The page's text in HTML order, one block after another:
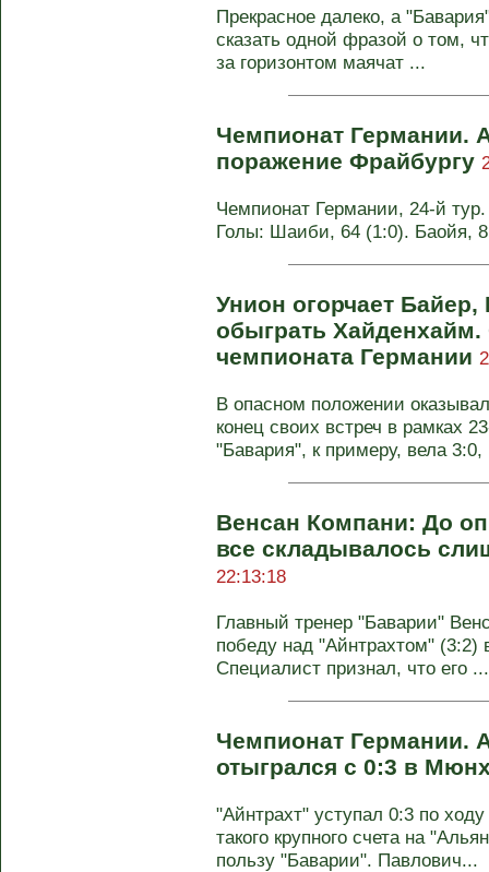
Прекрасное далеко, а
сказать одной фразой о том,
за горизонтом маячат ...
Чемпионат Германии.
поражение Фрайбургу
Чемпионат Германии, 24-й
Голы: Шаиби, 64 (1:0). Баойя,
Унион огорчает Байер,
обыграть Хайденхайм.
чемпионата Германии
В опасном положении
конец своих встреч в рамках
"Бавария", к примеру, вела 3:0,
Венсан Компани: До
все складывалось
22:13:18
Главный тренер "Баварии"
победу над "Айнтрахтом" (3:2)
Специалист признал, что его ...
Чемпионат Германии.
отыгрался с 0:3 в
"Айнтрахт" уступал 0:3 по
такого крупного счета на
пользу "Баварии". Павлович...